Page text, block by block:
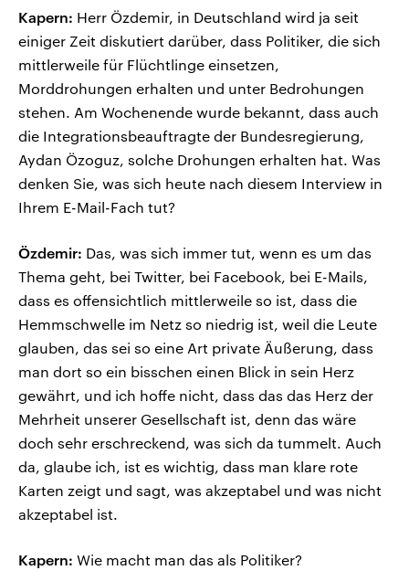
Kapern: Herr Özdemir, in Deutschland wird ja seit
einiger Zeit diskutiert darüber, dass Politiker, die sich
mittlerweile für Flüchtlinge einsetzen,
Morddrohungen erhalten und unter Bedrohungen
stehen. Am Wochenende wurde bekannt, dass auch
die Integrationsbeauftragte der Bundesregierung,
Aydan Özoguz, solche Drohungen erhalten hat. Was
denken Sie, was sich heute nach diesem Interview in
Ihrem E-Mail-Fach tut?
Özdemir: Das, was sich immer tut, wenn es um das
Thema geht, bei Twitter, bei Facebook, bei E-Mails,
dass es offensichtlich mittlerweile so ist, dass die
Hemmschwelle im Netz so niedrig ist, weil die Leute
glauben, das sei so eine Art private Äußerung, dass
man dort so ein bisschen einen Blick in sein Herz
gewährt, und ich hoffe nicht, dass das das Herz der
Mehrheit unserer Gesellschaft ist, denn das wäre
doch sehr erschreckend, was sich da tummelt. Auch
da, glaube ich, ist es wichtig, dass man klare rote
Karten zeigt und sagt, was akzeptabel und was nicht
akzeptabel ist.
Kapern: Wie macht man das als Politiker?